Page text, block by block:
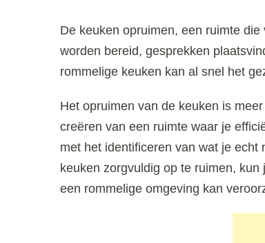
De keuken opruimen, een ruimte
worden bereid, gesprekken
rommelige keuken kan al snel het
Het opruimen van de keuken is
creëren van een ruimte waar je
met het identificeren van wat je
keuken zorgvuldig op te ruimen,
een rommelige omgeving kan